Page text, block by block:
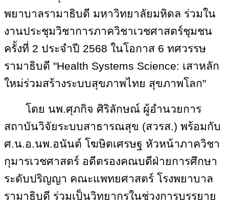
พยาบาลรามาธิบดี มหาวิทยาลัยมหิดล ร่วมใน
งานประชุมวิชาการภาควิชาเวชศาสตร์ชุมชน
ครั้งที่ 2 ประจำปี 2568 ในโอกาส 6 ทศวรรษ
รามาธิบดี "Health Systems Science: เสาหลัก
ใหม่ร่วมสร้างระบบสุขภาพไทย สุขภาพโลก"
โดย นพ.ศุภกิจ ศิริลักษณ์ ผู้อำนวยการ
สถาบันวิจัยระบบสาธารณสุข (สวรส.) พร้อมกับ
ศ.น.อ.นพ.อนันต์ โฆษิตเศรษฐ หัวหน้าภาควิชา
กุมารเวชศาสตร์ อดีตรองคณบดีฝ่ายการศึกษา
ระดับปริญญา คณะแพทยศาสตร์ โรงพยาบาล
รามาธิบดี ร่วมเป็นวิทยากรในช่วงการบรรยาย